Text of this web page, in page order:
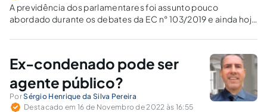
A previdência dos parlamentares foi assunto pouco
abordado durante os debates da EC n° 103/2019 e ainda hoje
Ex-condenado pode ser
agente público?
PorSérgio Henrique da Silva Pereira
Destacado em 16 de Novembro de 2022 às 16:55